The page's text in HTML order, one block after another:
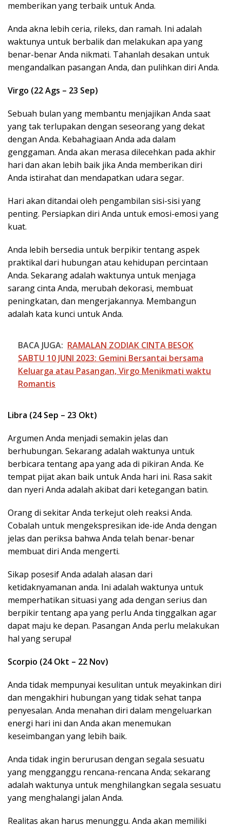
memberikan yang terbaik untuk Anda.
Anda akna lebih ceria, rileks, dan ramah. Ini adalah
waktunya untuk berbalik dan melakukan apa yang
benar-benar Anda nikmati. Tahanlah desakan untuk
mengandalkan pasangan Anda, dan pulihkan diri Anda.
Virgo (22 Ags – 23 Sep)
Sebuah bulan yang membantu menjajikan Anda saat
yang tak terlupakan dengan seseorang yang dekat
dengan Anda. Kebahagiaan Anda ada dalam
genggaman. Anda akan merasa dilecehkan pada akhir
hari dan akan lebih baik jika Anda memberikan diri
Anda istirahat dan mendapatkan udara segar.
Hari akan ditandai oleh pengambilan sisi-sisi yang
penting. Persiapkan diri Anda untuk emosi-emosi yang
kuat.
Anda lebih bersedia untuk berpikir tentang aspek
praktikal dari hubungan atau kehidupan percintaan
Anda. Sekarang adalah waktunya untuk menjaga
sarang cinta Anda, merubah dekorasi, membuat
peningkatan, dan mengerjakannya. Membangun
adalah kata kunci untuk Anda.
BACA JUGA: RAMALAN ZODIAK CINTA BESOK
SABTU 10 JUNI 2023: Gemini Bersantai bersama
Keluarga atau Pasangan, Virgo Menikmati waktu
Romantis
Libra (24 Sep – 23 Okt)
Argumen Anda menjadi semakin jelas dan
berhubungan. Sekarang adalah waktunya untuk
berbicara tentang apa yang ada di pikiran Anda. Ke
tempat pijat akan baik untuk Anda hari ini. Rasa sakit
dan nyeri Anda adalah akibat dari ketegangan batin.
Orang di sekitar Anda terkejut oleh reaksi Anda.
Cobalah untuk mengekspresikan ide-ide Anda dengan
jelas dan periksa bahwa Anda telah benar-benar
membuat diri Anda mengerti.
Sikap posesif Anda adalah alasan dari
ketidaknyamanan anda. Ini adalah waktunya untuk
memperhatikan situasi yang ada dengan serius dan
berpikir tentang apa yang perlu Anda tinggalkan agar
dapat maju ke depan. Pasangan Anda perlu melakukan
hal yang serupa!
Scorpio (24 Okt – 22 Nov)
Anda tidak mempunyai kesulitan untuk meyakinkan diri
dan mengakhiri hubungan yang tidak sehat tanpa
penyesalan. Anda menahan diri dalam mengeluarkan
energi hari ini dan Anda akan menemukan
keseimbangan yang lebih baik.
Anda tidak ingin berurusan dengan segala sesuatu
yang mengganggu rencana-rencana Anda; sekarang
adalah waktunya untuk menghilangkan segala sesuatu
yang menghalangi jalan Anda.
Realitas akan harus menunggu. Anda akan memiliki